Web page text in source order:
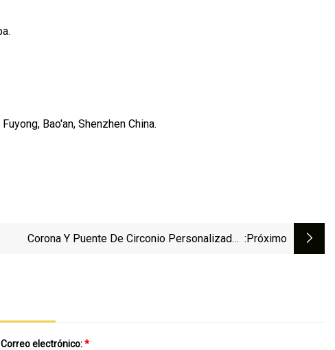
Bao'an, Shenzhen China.
Corona Y Puente De Circonio Personalizados :próximo
Correo electrónico:*